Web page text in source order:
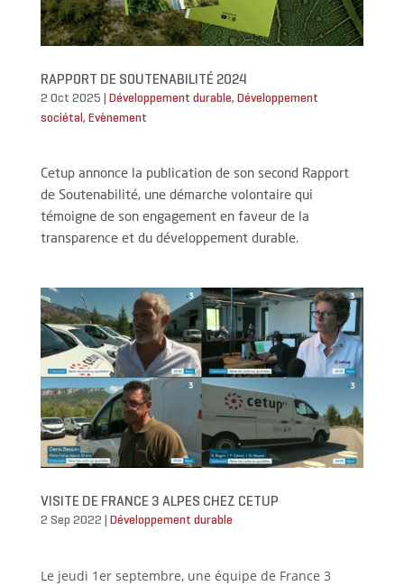
RAPPORT DE SOUTENABILITÉ 2024
2 Oct 2025 Développement durable, Développement
sociétal , Evènement
Cetup annonce la publication de son second Rapport
de Soutenabilité, une démarche volontaire qui
témoigne de son engagement en faveur de la
transparence et du développement durable.
VISITE DE FRANCE 3 ALPES CHEZ CETUP
2 Sep 2022 Développement durable
Le jeudi 1er septembre, une équipe de France 3